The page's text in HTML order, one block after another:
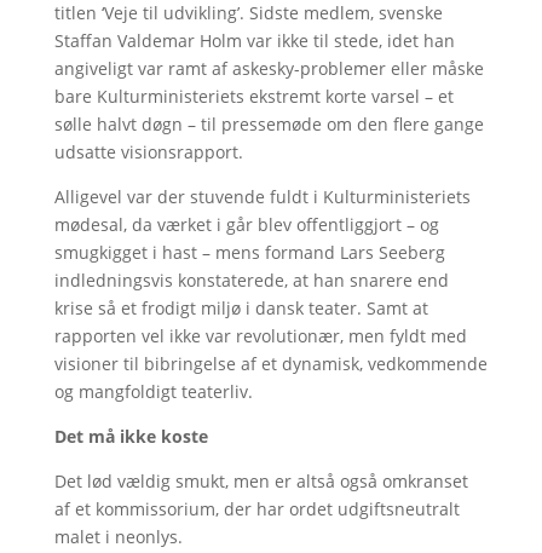
titlen ‘Veje til udvikling’. Sidste medlem, svenske
Staffan Valdemar Holm var ikke til stede, idet han
angiveligt var ramt af askesky-problemer eller måske
bare Kulturministeriets ekstremt korte varsel – et
sølle halvt døgn – til pressemøde om den flere gange
udsatte visionsrapport.
Alligevel var der stuvende fuldt i Kulturministeriets
mødesal, da værket i går blev offentliggjort – og
smugkigget i hast – mens formand Lars Seeberg
indledningsvis konstaterede, at han snarere end
krise så et frodigt miljø i dansk teater. Samt at
rapporten vel ikke var revolutionær, men fyldt med
visioner til bibringelse af et dynamisk, vedkommende
og mangfoldigt teaterliv.
Det må ikke koste
Det lød vældig smukt, men er altså også omkranset
af et kommissorium, der har ordet udgiftsneutralt
malet i neonlys.